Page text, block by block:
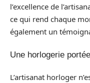
l’excellence de
ce qui rend chaque
également un
Une horlogerie
L’artisanat horloger